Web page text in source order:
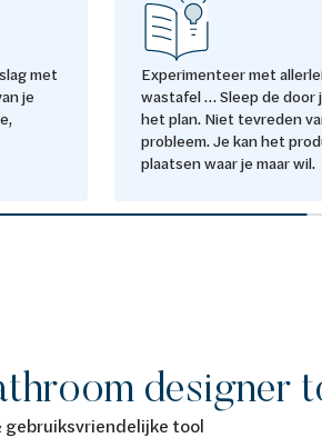
met
je
Experimenteer met
wastafel … Sleep de door
het plan. Niet tevreden
probleem. Je kan het
plaatsen waar je maar wil.
designer
gebruiksvriendelijke tool